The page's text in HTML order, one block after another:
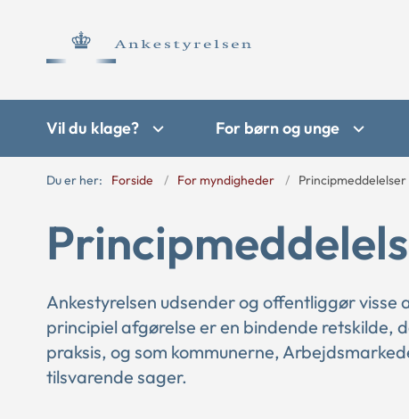
Vil du klage? For børn og unge
Du er her: Forside For myndigheder Principmeddelelser
Ankestyrelsen udsender og offentliggør
principiel afgørelse er en bindende retskilde,
praksis, og som kommunerne,
tilsvarende sager.